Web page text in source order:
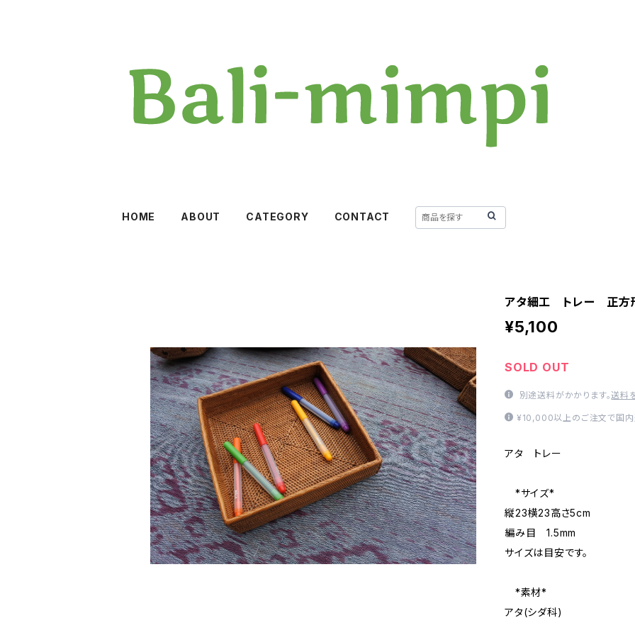
HOME ABOUT CATEGORY CONTACT
アタ細工 トレー 正
¥5,100
SOLD OUT
別途送料がかかります。送料
¥10,000以上のご注文で国内
アタ トレー
*サイズ*
縦23横23高さ5cm
編み目 1.5mm
サイズは目安です。
*素材*
アタ(シダ科)